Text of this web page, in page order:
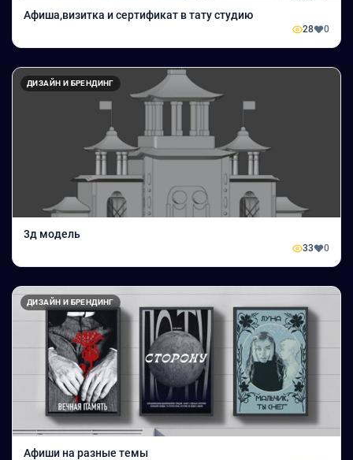
Афиша,визитка и сертификат в тату студию
28 0
ДИЗАЙН И БРЕНДИНГ
3д модель
33 0
ДИЗАЙН И БРЕНДИНГ
Афиши на разные темы